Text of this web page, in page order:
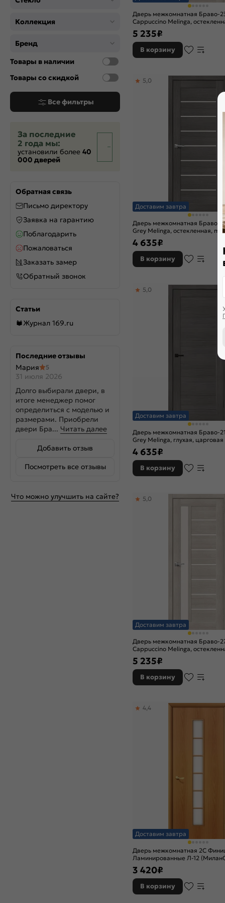
Магнолия
Серебро
Т-05 (Светлый Лак)
Ф-05 (Дуб)
Ф-15 (Макоре)
Шелл грей
Коллекция
Бренд
Товары в наличии
Товары со скидкой
Все фильтры
За последние
2 года мы:
установили более 40
000 дверей
Обратная связь
Письмо директору
Заявка на гарантию
Поблагодарить
Пожаловаться
Заказать замер
Обратный звонок
Статьи
Журнал 169.ru
Последние отзывы
Мария
5
31 июля 2026
Долго выбирали двери, в
итоге менеджер помог
определиться с моделью и
размерами. Приобрели
двери Бра... Читать далее
Добавить отзыв
Посмотреть все отзывы
Что можно улучшить на сайте?
Дверь межкомнатная Браво-
Cappuccino Melinga,
царговая
5 235₽
В корзину
Доставим завтра
Дверь межкомнатная Браво-
Grey Melinga, остекленная,
царговая
5,0
4 635₽
В корзину
Доставим завтра
Дверь межкомнатная Браво-
Grey Melinga, глухая, царговая
5,0
4 635₽
В корзину
Доставим завтра
Дверь межкомнатная Браво-
Cappuccino Melinga,
царговая
5,0
5 235₽
В корзину
Доставим завтра
Дверь межкомнатная 2С
Ламинированные Л-12
остекленная, сатинат белый,
щитовая
4,4
3 420₽
В корзину